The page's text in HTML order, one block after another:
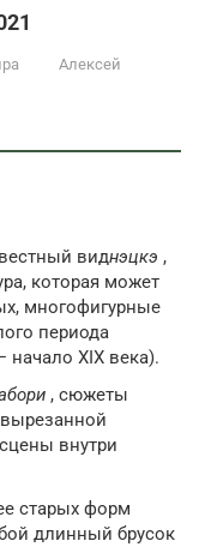
Алексей
виднэцкэ ,
которая может
многофигурные
периода
начало XIX века).
, сюжеты
внутри
старых форм
длинный брусок